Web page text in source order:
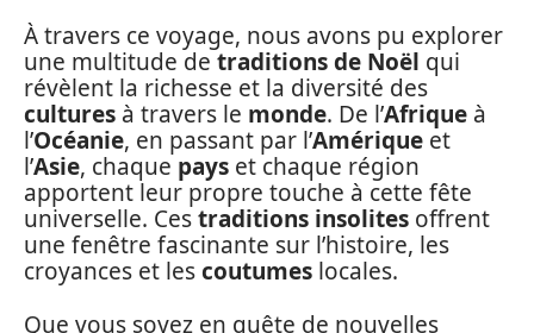
À travers ce voyage, nous avons pu explorer
une multitude de traditions de Noël qui
révèlent la richesse et la diversité des
cultures à travers le monde. De l’Afrique à
l’Océanie, en passant par l’Amérique et
l’Asie, chaque pays et chaque région
apportent leur propre touche à cette fête
universelle. Cestraditions insolites offrent
une fenêtre fascinante sur l’histoire, les
croyances et lescoutumes locales.
Que vous soyez en quête de nouvelles